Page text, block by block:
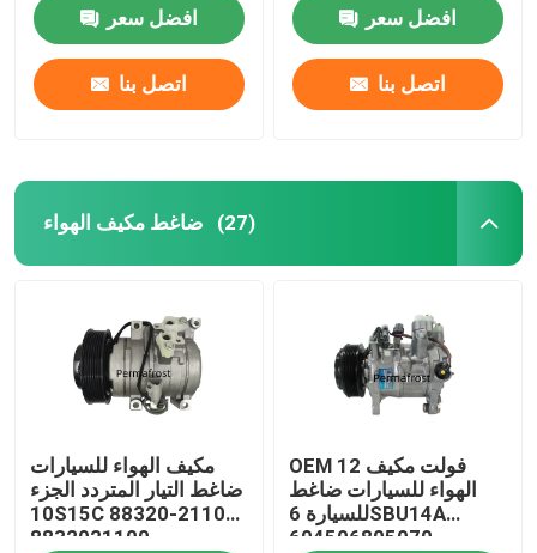
افضل سعر
اتصل بنا
افضل سعر
اتصل بنا
ضاغط مكيف الهواء (27)
مكيف الهواء للسيارات
ضاغط التيار المتردد الجزء
10S15C 88320-21100
8832021100
OEM 12 فولت مكيف
الهواء للسيارات ضاغط
للسيارة 6SBU14A
604506805070